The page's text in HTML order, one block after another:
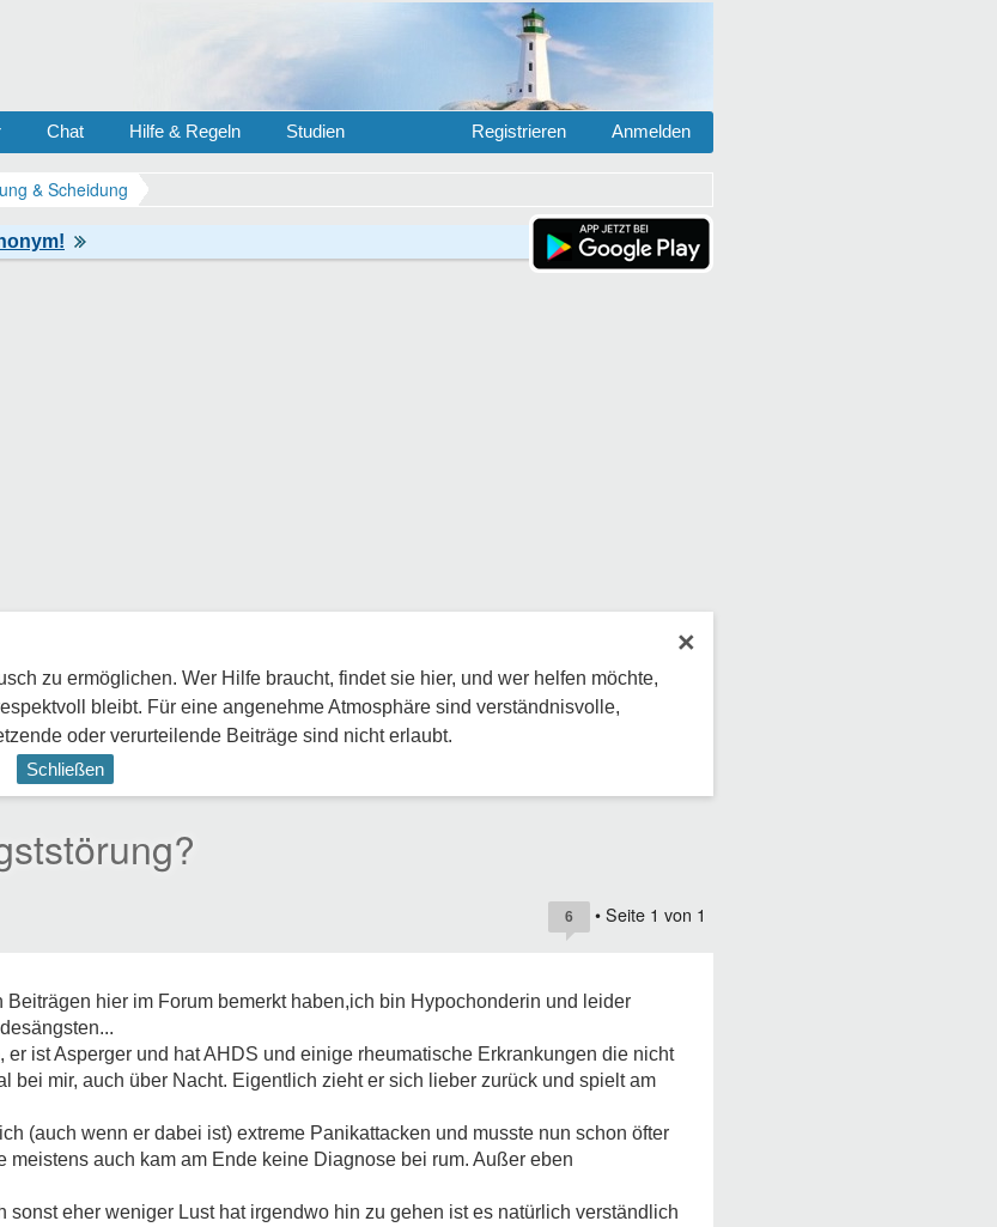
Chat Hilfe & Regeln Studien Anmelden
Registrieren
& Scheidung
×
zu ermöglichen. Wer Hilfe braucht, findet sie hier, und wer helfen möchte,
bleibt. Für eine angenehme Atmosphäre sind verständnisvolle,
oder verurteilende Beiträge sind nicht erlaubt.
Schließen
6 • Seite 1 von 1
hier im Forum bemerkt haben,ich bin Hypochonderin und leider
er ist Asperger und hat AHDS und einige rheumatische Erkrankungen die nicht
bei mir, auch über Nacht. Eigentlich zieht er sich lieber zurück und spielt am
(auch wenn er dabei ist) extreme Panikattacken und musste nun schon öfter
auch kam am Ende keine Diagnose bei rum. Außer eben
sonst eher weniger Lust hat irgendwo hin zu gehen ist es natürlich verständlich